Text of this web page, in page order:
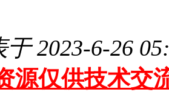
于 2023-6-26
源仅供技术交